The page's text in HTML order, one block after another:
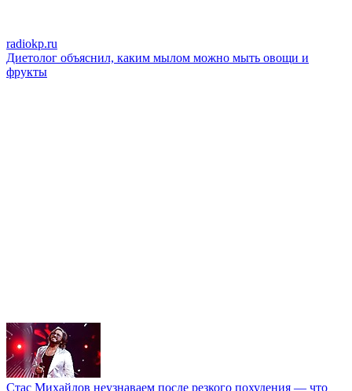
radiokp.ru
Диетолог объяснил, каким мылом можно мыть овощи и
фрукты
Стас Михайлов неузнаваем после резкого похудения — что